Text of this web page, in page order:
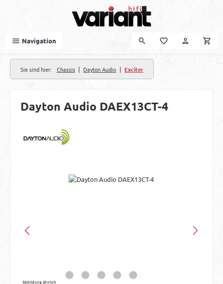
Navigation
Sie sind hier: Chassis | Dayton Audio | Exciter
Dayton Audio DAEX13CT-4
Bildergalerie überspringen
Abbildung ähnlich